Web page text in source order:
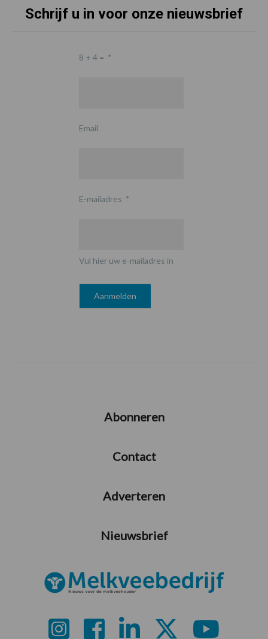
Schrijf u in voor onze nieuwsbrief
8 + 4 = *
Email
E-mailadres *
Vul hier uw e-mailadres in
Abonneren
Contact
Adverteren
Nieuwsbrief